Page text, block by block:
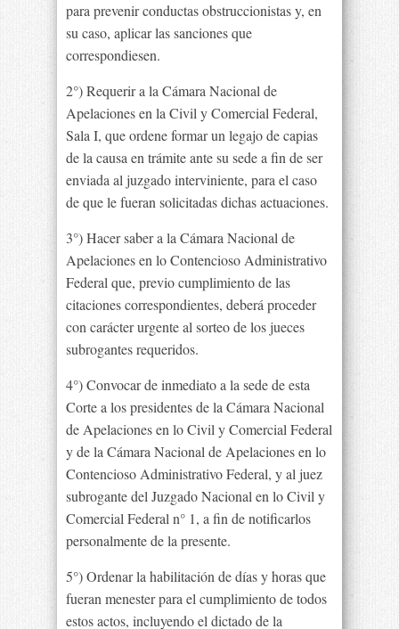
para prevenir conductas obstruccionistas y, en
su caso, aplicar las sanciones que
correspondiesen.
2°) Requerir a la Cámara Nacional de
Apelaciones en la Civil y Comercial Federal,
Sala I, que ordene formar un legajo de capias
de la causa en trámite ante su sede a fin de ser
enviada al juzgado interviniente, para el caso
de que le fueran solicitadas dichas actuaciones.
3°) Hacer saber a la Cámara Nacional de
Apelaciones en lo Contencioso Administrativo
Federal que, previo cumplimiento de las
citaciones correspondientes, deberá proceder
con carácter urgente al sorteo de los jueces
subrogantes requeridos.
4°) Convocar de inmediato a la sede de esta
Corte a los presidentes de la Cámara Nacional
de Apelaciones en lo Civil y Comercial Federal
y de la Cámara Nacional de Apelaciones en lo
Contencioso Administrativo Federal, y al juez
subrogante del Juzgado Nacional en lo Civil y
Comercial Federal n° 1, a fin de notificarlos
personalmente de la presente.
5°) Ordenar la habilitación de días y horas que
fueran menester para el cumplimiento de todos
estos actos, incluyendo el dictado de la